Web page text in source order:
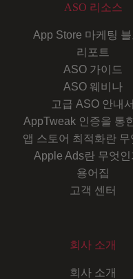
ASO 리소스
App Store 마케팅 블
리포트
ASO 가이드
ASO 웨비나
고급 ASO 안내서
AppTweak 인증을 통
앱 스토어 최적화란
Apple Ads란 무엇인
용어집
고객 센터
회사 소개
회사 소개